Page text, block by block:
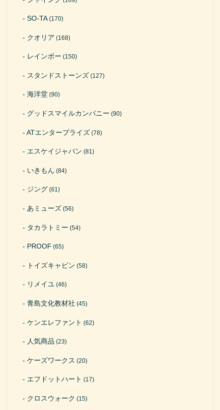
SO-TA(170)
クオリア (168)
レインボー (150)
スタンドストーンズ(127)
海洋堂(90)
グッドスマイルカンパニー (90)
ATエンタープライズ(78)
エスケイジャパン (81)
いきもん (84)
ジング (61)
あミューズ (56)
タカラトミー (54)
PROOF (65)
トイズキャビン (58)
リメイユ(46)
青島文化教材社 (45)
ケンエレファント (62)
人気商品 (23)
ケーズワークス (20)
エフドットハート (17)
クロスウォーク (15)